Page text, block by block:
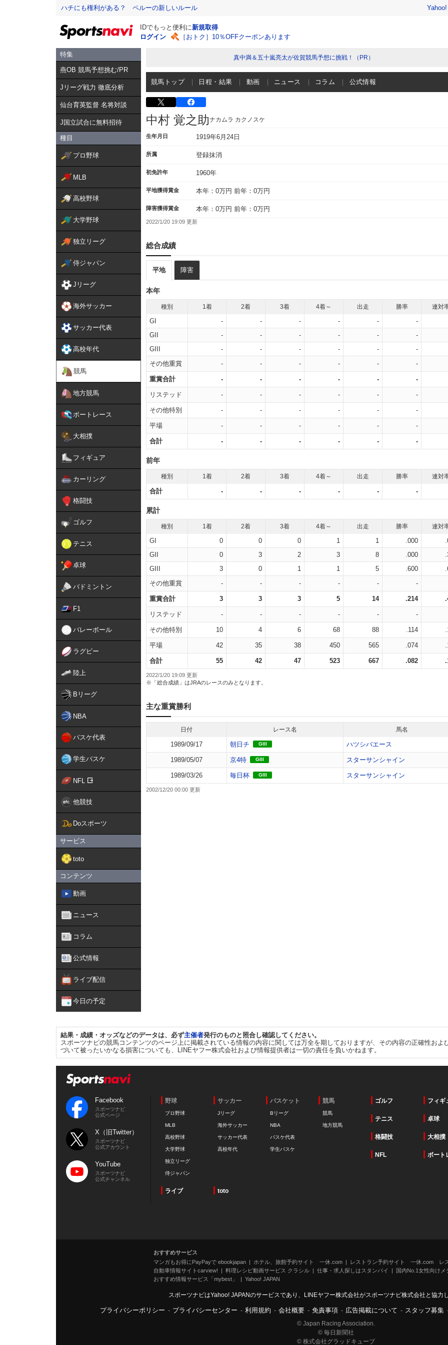
ハチにも権利がある？ ペルーの新しいルール
IDでもっと便利に新規取得
ログイン
［おトク］10％OFFクーポンあります
特集
燕OB 競馬予想挑む/PR
Jリーグ戦力 徹底分析
仙台育英監督 名将対談
J国立試合に無料招待
種目
プロ野球
MLB
高校野球
大学野球
独立リーグ
侍ジャパン
Jリーグ
海外サッカー
サッカー代表
高校年代
競馬
地方競馬
ボートレース
大相撲
フィギュア
カーリング
格闘技
ゴルフ
テニス
卓球
バドミントン
F1
バレーボール
ラグビー
陸上
Bリーグ
NBA
バスケ代表
学生バスケ
NFL
他競技
Doスポーツ
サービス
toto
コンテンツ
動画
ニュース
コラム
公式情報
ライブ配信
今日の予定
真中満＆五十嵐亮太が佐賀競馬予想に挑戦！（PR）
競馬トップ 日程・結果 動画 ニュース コラム 公式情報
中村 覚之助ナカムラ カクノスケ
生年月日 1919年6月24日
所属 登録抹消
初免許年 1960年
平地獲得賞金 本年：0万円 前年：0万円
障害獲得賞金 本年：0万円 前年：0万円
2022/1/20 19:09 更新
総合成績
平地 障害
本年
種別 1着 2着 3着 4着～ 出走 勝率 連対
GI - - - - -
-
GII
- - - - -
-
GIII
- - - - -
-
その他重賞
- - - - - -
重賞合計 - - - - - -
リステッド - - - - - -
その他特別 - - - - - -
平場 - - - - - -
合計 - - - - - -
前年
種別 1着 2着 3着 4着～ 出走 勝率 連対
合計 - - - - - -
累計
種別 1着 2着 3着 4着～ 出走 勝率 連対
GI 0 0 0 1 1 .000
GII
0 3 2 3 8 .000
GIII
3 0 1 1 5 .600
その他重賞
- - - - - -
重賞合計 3 3 3 5 14 .214
リステッド - - - - - -
その他特別 10 4 6 68 88 .114
平場 42 35 38 450 565 .074
合計 55 42 47 523 667 .082
2022/1/20 19:09 更新
※「総合成績」はJRAのレースのみとなります。
主な重賞勝利
日付 レース名 馬名
1989/09/17 朝日チ GIII ハツシバエース
1989/05/07 京4特 GIII スターサンシャイン
1989/03/26 毎日杯 GIII スターサンシャイン
2002/12/20 00:00 更新
結果・成績・オッズなどのデータは、必ず主催者発行のものと照合し確認してください。
スポーツナビの競馬コンテンツのページ上に掲載されている情報の内容に関しては万全を期しておりますが、その内容の正確性お
づいて被ったいかなる損害についても、LINEヤフー株式会社および情報提供者は一切の責任を負いかねます。
Facebook
スポーツナビ
公式ページ
X（旧Twitter）
スポーツナビ
公式アカウント
YouTube
スポーツナビ
公式チャンネル
野球
プロ野球
MLB
高校野球
大学野球
独立リーグ
侍ジャパン
サッカー
Jリーグ
海外サッカー
サッカー代表
高校年代
バスケット
Bリーグ
NBA
バスケ代表
学生バスケ
競馬
競馬
地方競馬
ゴルフ フィギ
テニス 卓球
格闘技 大相撲
NFL ボート
ライブ toto
おすすめサービス
マンガもお得にPayPayで ebookjapan
ホテル、旅館予約サイト 一休.com
レストラン予約サイト 一休.com レ
自動車情報サイトcarview!
料理レシピ動画サービス クラシル 仕事・求人探しはスタンバイ
国内No.1女性向けメ
おすすめ情報サービス「mybest」
Yahoo! JAPAN
スポーツナビはYahoo! JAPANのサービスであり、LINEヤフー株式会社がスポーツナビ株式会社と協力
プライバシーポリシー - プライバシーセンター - 利用規約 - 会社概要 - 免責事項 - 広告掲載について - スタッフ募集
© Japan Racing Association.
© 毎日新聞社
© 株式会社グラッドキューブ